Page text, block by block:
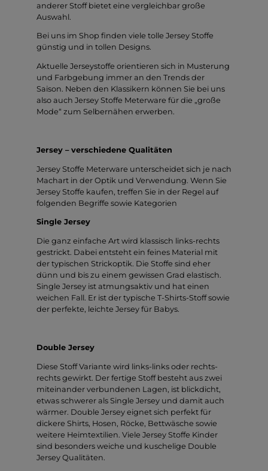
anderer Stoff bietet eine vergleichbar große
Auswahl.
Bei uns im Shop finden viele tolle Jersey Stoffe
günstig und in tollen Designs.
Aktuelle Jerseystoffe orientieren sich in Musterung
und Farbgebung immer an den Trends der
Saison. Neben den Klassikern können Sie bei uns
also auch Jersey Stoffe Meterware für die „große
Mode“ zum Selbernähen erwerben.
Jersey – verschiedene Qualitäten
Jersey Stoffe Meterware unterscheidet sich je nach
Machart in der Optik und Verwendung. Wenn Sie
Jersey Stoffe kaufen, treffen Sie in der Regel auf
folgenden Begriffe sowie Kategorien
Single Jersey
Die ganz einfache Art wird klassisch links-rechts
gestrickt. Dabei entsteht ein feines Material mit
der typischen Strickoptik. Die Stoffe sind eher
dünn und bis zu einem gewissen Grad elastisch.
Single Jersey ist atmungsaktiv und hat einen
weichen Fall. Er ist der typische T-Shirts-Stoff sowie
der perfekte, leichte Jersey für Babys.
Double Jersey
Diese Stoff Variante wird links-links oder rechts-
rechts gewirkt. Der fertige Stoff besteht aus zwei
miteinander verbundenen Lagen, ist blickdicht,
etwas schwerer als Single Jersey und damit auch
wärmer. Double Jersey eignet sich perfekt für
dickere Shirts, Hosen, Röcke, Bettwäsche sowie
weitere Heimtextilien. Viele Jersey Stoffe Kinder
sind besonders weiche und kuschelige Double
Jersey Qualitäten.